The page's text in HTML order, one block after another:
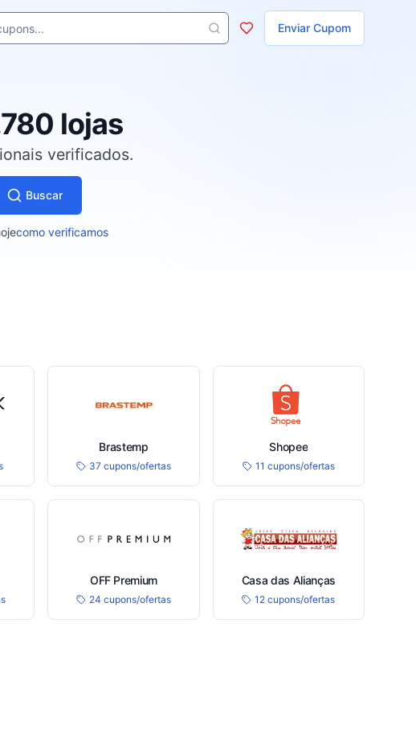
Enviar Cupom
e lojas
lojas
verificados.
Buscar
como verificamos
Brastemp
37 cupons/ofertas
Shopee
11 cupons/ofertas
OFF Premium
24 cupons/ofertas
Casa das Alianças
12 cupons/ofertas